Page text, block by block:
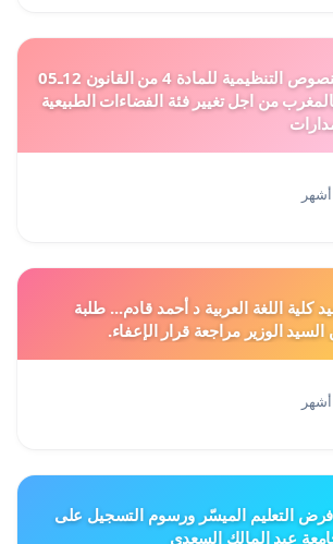
دعم ملف تفعيل النصوص التنظيمية للمادة 4 من القانون 12ـ05
من اجل تغيير فئة الفضاءات الطبيعية
كلية اللغة العربية د أحمد قادم... طلبة
الوزير مراجعة قرار الإعفاء.
التعليم الميسّر ورسوم التسجيل على
عبد المالك السعدي